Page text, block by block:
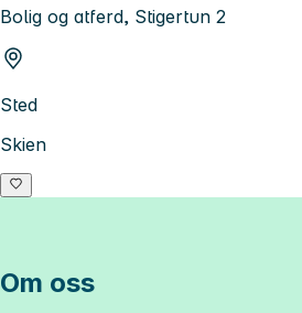
Bolig og atferd, Stigertun 2
Sted
Skien
Om oss